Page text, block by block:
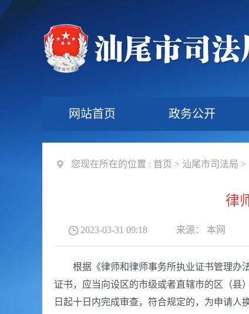
网站首页 政务公开
您现在所在的位置 : 首页 > 汕尾市司法局 >
律
2023-03-31 09:18 来源： 本网
根据《律师和律师事务所执业证书管理办
证书，应当向设区的市级或者直辖市的区（县
日起十日内完成审查，符合规定的，为申请